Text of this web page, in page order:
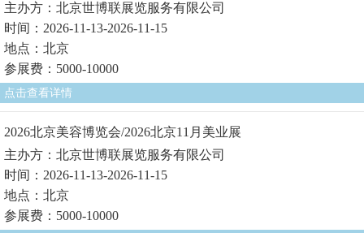
主办方：北京世博联展览服务有限公司
时间：2026-11-13-2026-11-15
地点：北京
参展费：5000-10000
点击查看详情
2026北京美容博览会/2026北京11月美业展
主办方：北京世博联展览服务有限公司
时间：2026-11-13-2026-11-15
地点：北京
参展费：5000-10000